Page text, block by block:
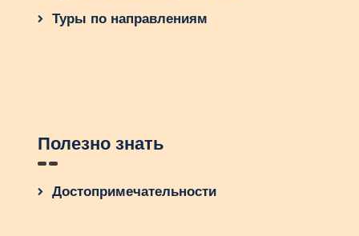
Туры по направлениям
Полезно знать
Достопримечательности